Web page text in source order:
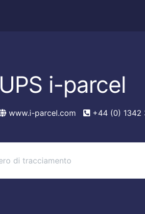
UPS i-parcel
www.i-parcel.com +44 (0)